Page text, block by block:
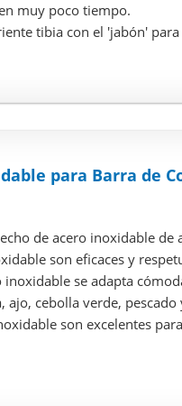
muy poco tiempo.
tibia con el 'jabón'
para Barra de
de acero inoxidable de
son eficaces y
se adapta
ajo, cebolla verde,
son excelentes